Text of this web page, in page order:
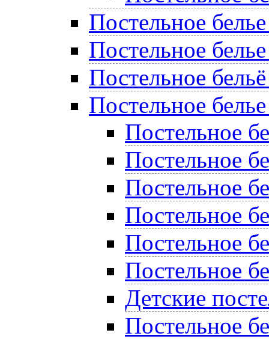
Постельное
Постельное
Постельное
Постельное
Постельное
Постельное
Постельное
Постельное
Постельное
Постельное
Детские
Постельное